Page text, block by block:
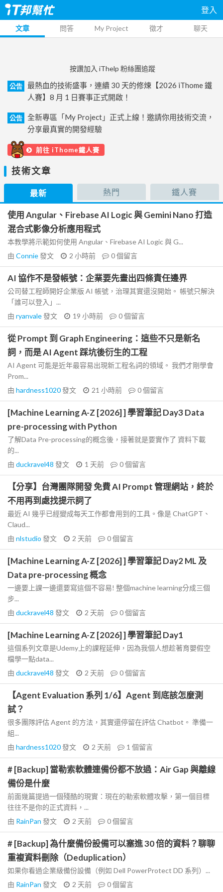
登入
文章 問答 My Project 徵才 聊天
按讚加入 iThelp 粉絲團追蹤
公告
最熱血的技術盛事，連續 30 天的修煉【2026 iThome 鐵
人賽】8 月 1 日賽事正式開啟！
公告
全新專區「My Project」正式上線！邀請你用技術交流，
分享最真實的開發經驗
前往 iThome鐵人賽
技術文章
最新 熱門 鐵人賽
使用 Angular、Firebase AI Logic 與 Gemini Nano 打造
混合式影像分析應用程式
本教學將示範如何使用 Angular、Firebase AI Logic 與 G...
由 Connie發文 2 小時前 0個留言
AI 協作不是發帳號：企業要先畫出四條責任邊界
公司替工程師開好企業版 AI 帳號，治理其實還沒開始。 帳號只解決
「誰可以登入」...
由 ryanvale發文 19 小時前 0個留言
從 Prompt 到 Graph Engineering：這些不只是新名
詞，而是 AI Agent 踩坑後衍生的工程
AI Agent 可能是近年最容易出現新工程名詞的領域。 我們才剛學會
Prom...
由 hardness1020發文 21 小時前 0個留言
[Machine Learning A-Z [2026] ] 學習筆記 Day3 Data
pre-processing with Python
了解Data Pre-processing的概念後，接著就是要實作了 資料下載
的...
由 duckravel48 發文 1 天前 0個留言
【分享】台灣團隊開發 免費 AI Prompt 管理網站，終於
不用再到處找提示詞了
最近 AI 幾乎已經變成每天工作都會用到的工具。像是 ChatGPT、
Claud...
由 nlstudio 發文 2 天前 0個留言
[Machine Learning A-Z [2026] ] 學習筆記 Day2 ML 及
Data pre-processing 概念
一邊要上課一邊還要寫這個不容易! 整個machine learning分成三個
步...
由 duckravel48 發文 2 天前 0個留言
[Machine Learning A-Z [2026] ] 學習筆記 Day1
這個系列文章是Udemy上的課程延伸，因為我個人想趁著育嬰假空
檔學一點data...
由 duckravel48 發文 2 天前 0個留言
【Agent Evaluation 系列 1/6】Agent 到底該怎麼測
試？
很多團隊評估 Agent 的方法，其實還停留在評估 Chatbot。 準備一
組...
由 hardness1020發文 2 天前 1 個留言
# [Backup] 當勒索軟體連備份都不放過：Air Gap 與離線
備份是什麼
前面幾篇提過一個殘酷的現實：現在的勒索軟體攻擊，第一個目標
往往不是你的正式資料，...
由 RainPan 發文 2 天前 0個留言
# [Backup] 為什麼備份設備可以塞進 30 倍的資料？聊聊
重複資料刪除（Deduplication）
如果你看過企業級備份設備（例如 Dell PowerProtect DD 系列）...
由 RainPan 發文 2 天前 0個留言